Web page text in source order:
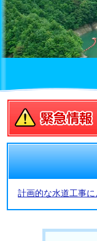
計画的な水道工事に